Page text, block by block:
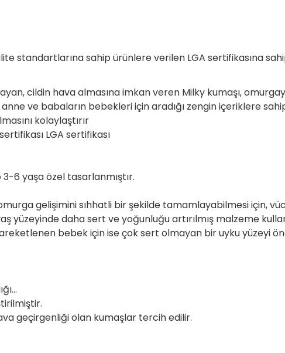
standartlarına sahip ürünlere verilen LGA sertifikasına
cildin hava almasına imkan veren Milky kumaşı,
ve babaların bebekleri için aradığı zengin içeriklere
kolaylaştırır
LGA sertifikası
6 yaşa özel tasarlanmıştır.
gelişimini sıhhatli bir şekilde tamamlayabilmesi için,
yüzeyinde daha sert ve yoğunluğu artırılmış malzeme
bebek için ise çok sert olmayan bir uyku yüzeyi
geçirgenliği olan kumaşlar tercih edilir.